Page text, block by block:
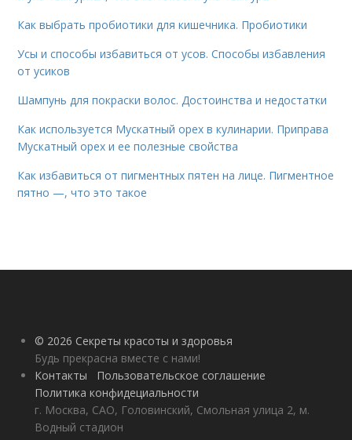
Как выбрать пробиотики для кишечника. Пробиотики
Усы и способы избавиться от усов. Способы избавления
от усиков
Шампунь для покраски волос. Достоинства и недостатки
Как используется Мускатный орех в кулинарии. Приправа
Мускатный орех и ее полезные свойства
Как избавиться от пигментных пятен на лице. Пигментное
пятно —, что это такое
© 2026 Секреты красоты и здоровья
Будь прекрасна вместе с нами!
Контакты
Пользовательское соглашение
Политика конфидециальности
г. Москва, САО, Головинский, Смольная улица 2, м.
Водный стадион